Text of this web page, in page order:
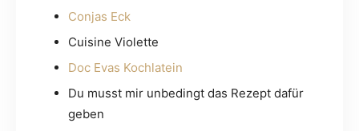
Conjas Eck
Cuisine Violette
Doc Evas Kochlatein
Du musst mir unbedingt das Rezept dafür
geben